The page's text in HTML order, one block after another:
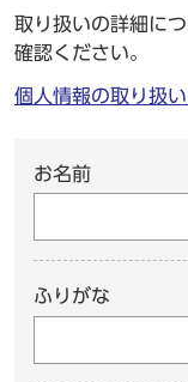
取り扱いの詳細に
確認ください。
個人情報の取り扱
お名前
ふりがな